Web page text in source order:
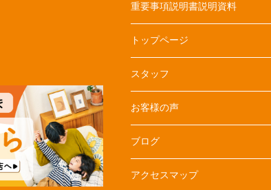
重要事項説明書説明資料
トップページ
スタッフ
お客様の声
ブログ
アクセスマップ